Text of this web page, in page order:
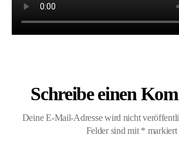
Schreibe einen
Deine E-Mail-Adresse wird nicht
Felder sind mit * markiert